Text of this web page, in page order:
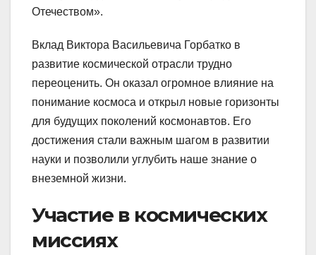
Отечеством».
Вклад Виктора Васильевича Горбатко в
развитие космической отрасли трудно
переоценить. Он оказал огромное влияние на
понимание космоса и открыл новые горизонты
для будущих поколений космонавтов. Его
достижения стали важным шагом в развитии
науки и позволили углубить наше знание о
внеземной жизни.
Участие в космических
миссиях